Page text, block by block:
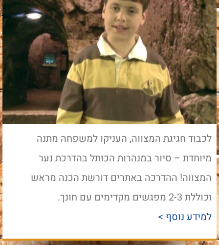
לכבוד חגיגת המצווה, העניקו למשפחה מתנה
מיוחדת – סיור במנהרות הכותל בהדרכת נער
המצווה! ההדרכה באתרים דורשת הכנה מראש
וכוללת 2-3 מפגשים מקדימים עם חונך.
למידע נוסף >